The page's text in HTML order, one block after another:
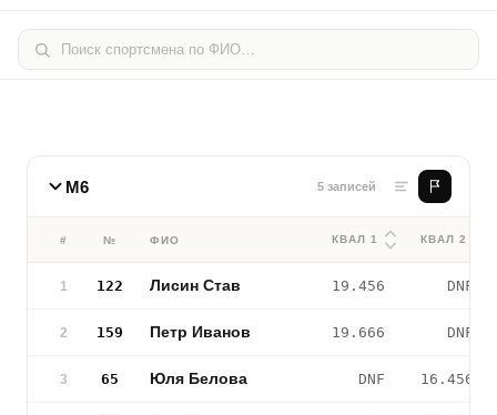
М6 5 записей
# № ФИО КВАЛ 1 КВАЛ 2
1 122 Лисин Став 19.456 DNF
2 159 Петр Иванов 19.666 DNF
3 65 Юля Белова DNF 16.456